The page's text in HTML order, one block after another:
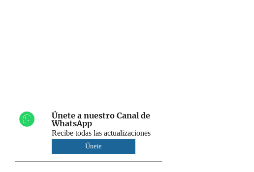
Únete a nuestro Canal de
WhatsApp
Recibe todas las actualizaciones
Únete